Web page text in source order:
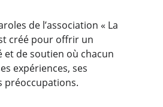
de l’association « La
créé pour offrir un
et de soutien où chacun
expériences, ses
préoccupations.